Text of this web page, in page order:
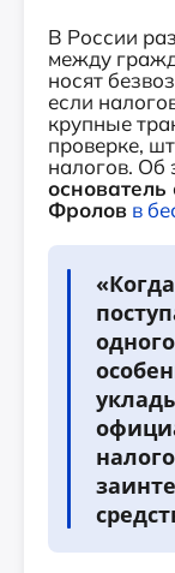
В России
между
носят
если
крупные
проверке,
налогов. Об
основатель
Фролов в